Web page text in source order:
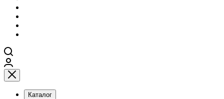
Каталог